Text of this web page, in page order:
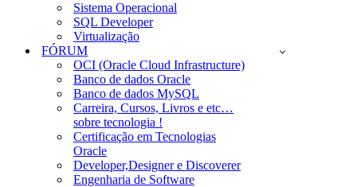
Sistema Operacional
SQL Developer
Virtualização
FÓRUM
OCI (Oracle Cloud Infrastructure)
Banco de dados Oracle
Banco de dados MySQL
Carreira, Cursos, Livros e etc…
sobre tecnologia !
Certificação em Tecnologias
Oracle
Developer,Designer e Discoverer
Engenharia de Software